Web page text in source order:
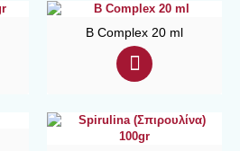
B Complex 20 ml